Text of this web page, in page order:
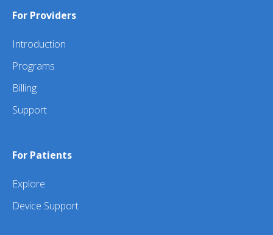
For Providers
Introduction
Programs
Billing
Support
For Patients
Explore
Device Support